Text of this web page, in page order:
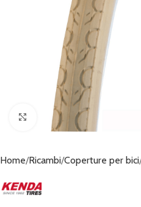
Click to enlarge
Home Ricambi Coperture per bici